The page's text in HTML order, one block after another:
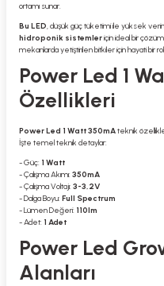
ortamı sunar.
Bu LED, düşük güç tüketimi ile yüksek
hidroponik sistemleriçin ideal bir
mekanlarda yetiştirilen bitkiler için hayati bir
Power Led 1
Özellikleri
Power Led 1 Watt 350mAteknik
İşte temel teknik detaylar:
- Güç: 1 Watt
- Çalışma Akımı: 350mA
- Çalışma Voltajı: 3-3,2V
- Dalga Boyu: Full Spectrum
- Lümen Değeri: 110lm
- Adet: 1 Adet
Power Led
Alanları